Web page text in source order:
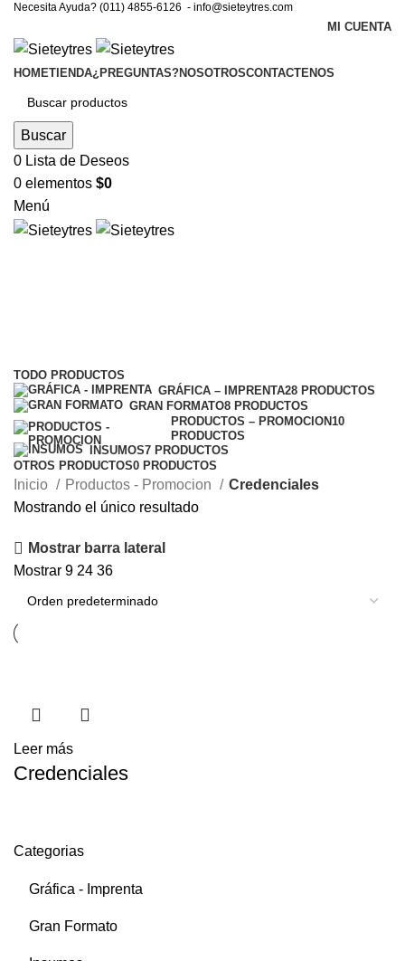
Necesita Ayuda? (011) 4855-6126 - info@sieteytres.com
MI CUENTA
HOMETIENDA¿PREGUNTAS?NOSOTROSCONTACTENOS
Buscar
0 Lista de Deseos
0 elementos $0
Menú
TODO PRODUCTOS
GRÁFICA – IMPRENTA28 PRODUCTOS
GRAN FORMATO8 PRODUCTOS
PRODUCTOS – PROMOCION10
PRODUCTOS
INSUMOS7 PRODUCTOS
OTROS PRODUCTOS0 PRODUCTOS
Categorias
Gráfica - Imprenta
Gran Formato
Inicio Productos - Promocion
Credenciales
Mostrando el único resultado
Mostrar barra lateral
Mostrar 9 24 36
Leer más
Credenciales